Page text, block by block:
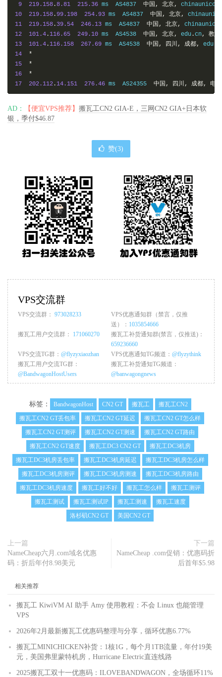
9
219.158 .8.81 215.36 ms  AS4837 中国, 北京, chinaunicom
10
219.158 .99.198 254.93 ms  AS4837 中国, 北京,
11
219.158 . 39.54 246.13 ms  AS4837 中国, 北京,
chinaunicom
12
101.4 . 116.65 249.10 ms  AS4538 中国, 北京, edu .cn,
教育
13
101.4 . 116.158 267.69 ms  AS4538 中国, 四川, 成都, edu
14
*
15
*
16
*
17
202.112 . 14.151 276.46 ms  AS24355 中国, 四川, 成都, 电
AD： 【便宜VPS推荐】 搬瓦工CN2 GIA-E，三网CN2 GIA+日本软
银，季付$46.87
赞(3)
VPS交流群
VPS交流群： 973028233
VPS优惠通知群（禁言，仅推
送）： 1035854666
搬瓦工用户交流群： 171060270
搬瓦工补货通知群(禁言，仅推送)：
659236660
VPS交流TG群： @flyzyxiaozhan VPS优惠通知TG频道： @flyzythink
搬瓦工用户交流TG群：
@BandwagonHostUsers
搬瓦工补货通知TG频道：
@banwagongnews
标签： BandwagonHost CN2 GT 搬瓦工
搬瓦工CN2
搬瓦工CN2 GT丢包率
搬瓦工CN2 GT延迟
搬瓦工CN2 GT怎么样
搬瓦工CN2 GT测评
搬瓦工CN2 GT测速
搬瓦工CN2 GT路由
搬瓦工CN2 GT速度
搬瓦工DC3 CN2 GT
搬瓦工DC3机房
搬瓦工DC3机房丢包率
搬瓦工DC3机房延迟
搬瓦工DC3机房怎么样
搬瓦工DC3机房测评
搬瓦工DC3机房测速
搬瓦工DC3机房路由
搬瓦工DC3机房速度
搬瓦工好不好 搬瓦工怎么样
搬瓦工测评
搬瓦工测试
搬瓦工测试IP 搬瓦工测速
搬瓦工速度
洛杉矶CN2 GT
美国CN2 GT
上一篇
NameCheap六月.com域名优惠
码：折后年付8.98美元
下一篇
NameCheap .com促销：优惠码折
后首年$5.98
相关推荐
搬瓦工 KiwiVM AI 助手 Amy 使用教程：不会 Linux 也能管理
VPS
2026年2月最新搬瓦工优惠码整理与分享，循环优惠6.77%
搬瓦工MINICHICKEN补货：1核1G，每个月1TB流量，年付19美
元，美国弗里蒙特机房，Hurricane Electric直连线路
2025搬瓦工双十一优惠码：ILOVEBANDWAGON，全场循环11%